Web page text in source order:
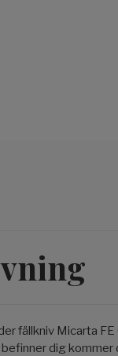
fällkniv Micarta
dig kommer